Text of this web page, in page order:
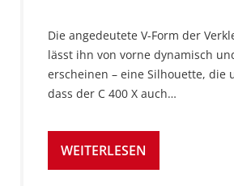
Die angedeutete V-Form der
lässt ihn von vorne dynamisch
erscheinen – eine Silhouette, die
dass der C 400 X auch…
WEITERLESEN